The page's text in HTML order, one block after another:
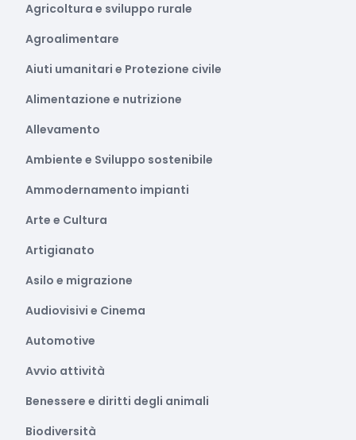
Agricoltura e sviluppo rurale
Agroalimentare
Aiuti umanitari e Protezione civile
Alimentazione e nutrizione
Allevamento
Ambiente e Sviluppo sostenibile
Ammodernamento impianti
Arte e Cultura
Artigianato
Asilo e migrazione
Audiovisivi e Cinema
Automotive
Avvio attività
Benessere e diritti degli animali
Biodiversità